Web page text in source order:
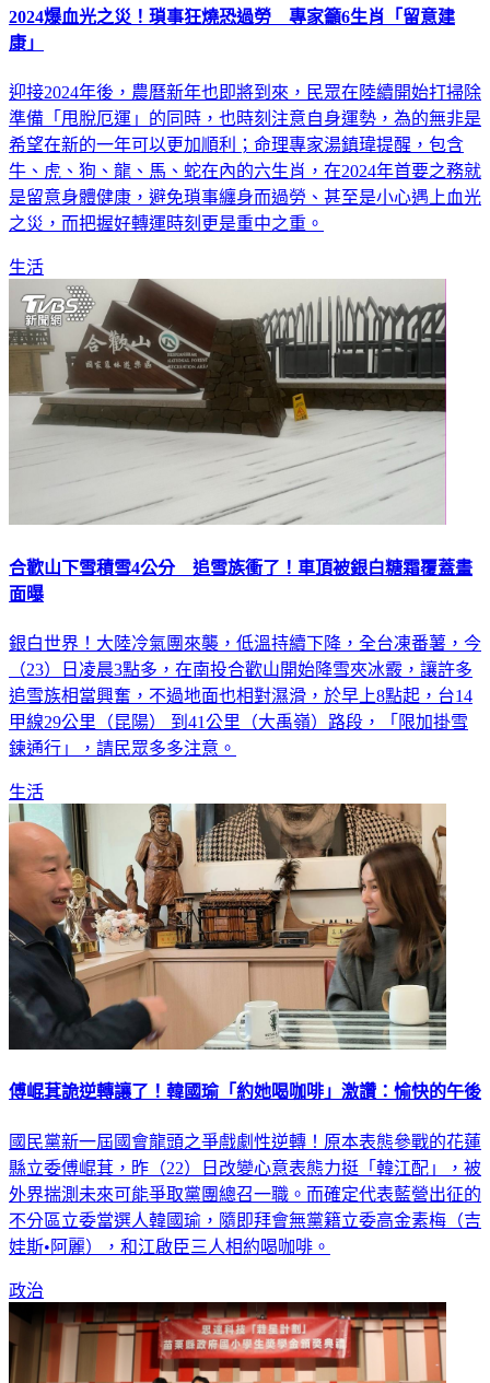
2024爆血光之災！瑣事狂燒恐過勞 專家籲6生肖「留意建
康」
迎接2024年後，農曆新年也即將到來，民眾在陸續開始打掃除
準備「甩脫厄運」的同時，也時刻注意自身運勢，為的無非是
希望在新的一年可以更加順利；命理專家湯鎮瑋提醒，包含
牛、虎、狗、龍、馬、蛇在內的六生肖，在2024年首要之務就
是留意身體健康，避免瑣事纏身而過勞、甚至是小心遇上血光
之災，而把握好轉運時刻更是重中之重。
生活
合歡山下雪積雪4公分 追雪族衝了！車頂被銀白糖霜覆蓋畫
面曝
銀白世界！大陸冷氣團來襲，低溫持續下降，全台凍番薯，今
（23）日凌晨3點多，在南投合歡山開始降雪夾冰霰，讓許多
追雪族相當興奮，不過地面也相對濕滑，於早上8點起，台14
甲線29公里（昆陽） 到41公里（大禹嶺）路段，「限加掛雪
鍊通行」，請民眾多多注意。
生活
傅崐萁詭逆轉讓了！韓國瑜「約她喝咖啡」激讚：愉快的午後
國民黨新一屆國會龍頭之爭戲劇性逆轉！原本表態參戰的花蓮
縣立委傅崐萁，昨（22）日改變心意表態力挺「韓江配」，被
外界揣測未來可能爭取黨團總召一職。而確定代表藍營出征的
不分區立委當選人韓國瑜，隨即拜會無黨籍立委高金素梅（吉
娃斯•阿麗），和江啟臣三人相約喝咖啡。
政治